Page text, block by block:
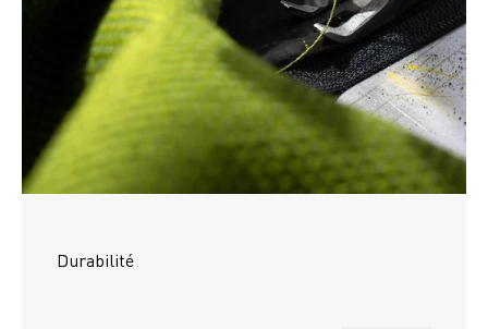
Durabilité